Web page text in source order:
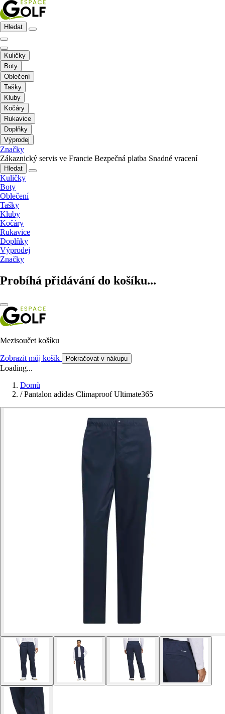
Hledat
Kuličky
Boty
Oblečení
Tašky
Kluby
Kočáry
Rukavice
Doplňky
Výprodej
Značky
Zákaznický servis ve Francie Bezpečná platba Snadné vracení
Hledat
Kuličky
Boty
Oblečení
Tašky
Kluby
Kočáry
Rukavice
Doplňky
Výprodej
Značky
Probíhá přidávání do košíku...
Mezisoučet košíku
Zobrazit můj košík Pokračovat v nákupu
Loading...
Domů
/ Pantalon adidas Climaproof Ultimate365